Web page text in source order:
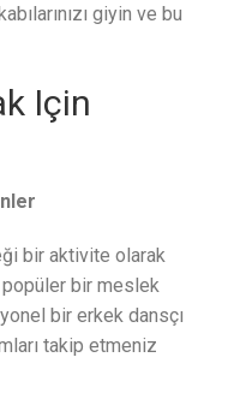
giyin ve bu
Için
bir aktivite olarak
bir meslek
bir erkek dansçı
takip etmeniz